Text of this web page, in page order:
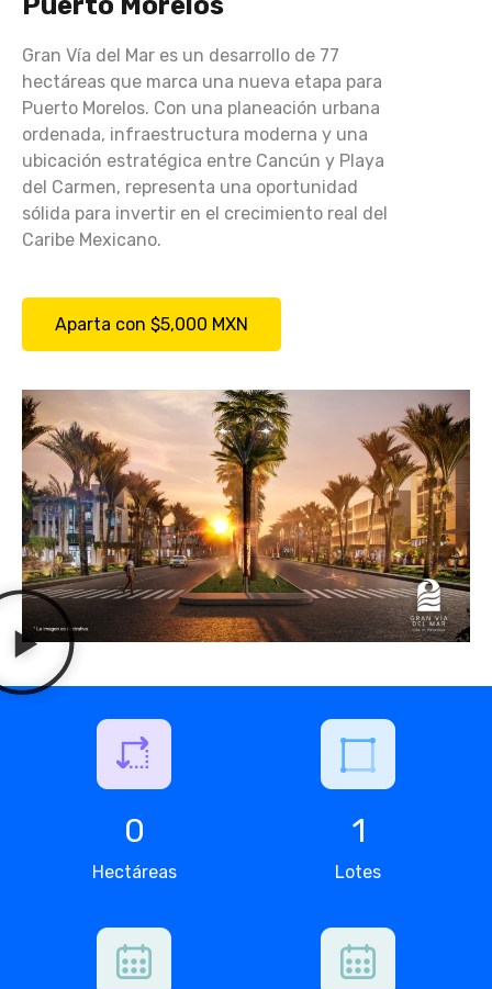
Gran Vía del Mar es un desarrollo de 77
hectáreas que marca una nueva etapa para
Puerto Morelos. Con una planeación urbana
ordenada, infraestructura moderna y una
ubicación estratégica entre Cancún y Playa
del Carmen, representa una oportunidad
sólida para invertir en el crecimiento real del
Caribe Mexicano.
Aparta con $5,000 MXN
Hectáreas
0
Lotes
1